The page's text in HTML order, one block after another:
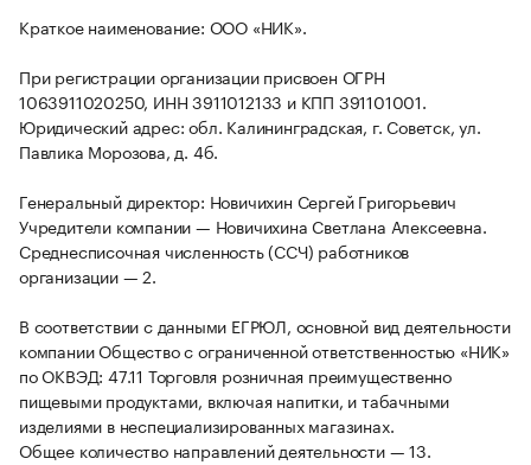
Краткое наименование: ООО «НИК».
При регистрации организации присвоен ОГРН
1063911020250, ИНН 3911012133 и КПП 391101001.
Юридический адрес: обл. Калининградская, г. Советск, ул.
Павлика Морозова, д. 4б.
Генеральный директор: Новичихин Сергей Григорьевич
Учредители компании — Новичихина Светлана Алексеевна.
Среднесписочная численность (ССЧ) работников
организации — 2.
В соответствии с данными ЕГРЮЛ, основной вид деятельности
компании Общество с ограниченной ответственностью «НИК»
по ОКВЭД: 47.11 Торговля розничная преимущественно
пищевыми продуктами, включая напитки, и табачными
изделиями в неспециализированных магазинах.
Общее количество направлений деятельности — 13.